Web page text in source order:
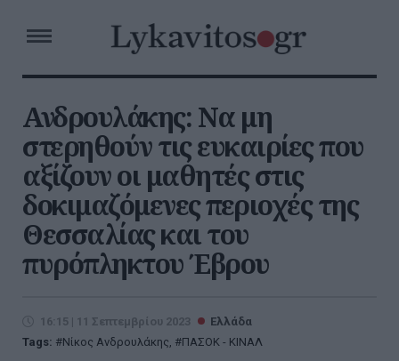
Ανδρουλάκης: Να μη
στερηθούν τις ευκαιρίες που
αξίζουν οι μαθητές στις
δοκιμαζόμενες περιοχές της
Θεσσαλίας και του
πυρόπληκτου Έβρου
16:15 | 11 Σεπτεμβρίου 2023
Ελλάδα
Tags:
Νίκος Ανδρουλάκης, ΠΑΣΟΚ - ΚΙΝΑΛ